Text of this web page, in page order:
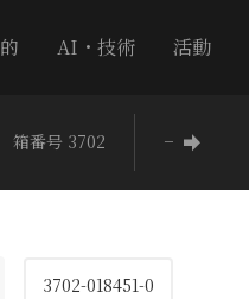
AI・技術 活動
箱番号 3702 −
3702-018451-0